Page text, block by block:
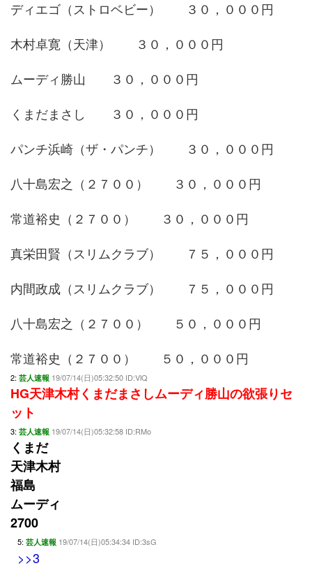
ディエゴ（ストロベビー） ３０，０００円
木村卓寛（天津） ３０，０００円
ムーディ勝山 ３０，０００円
くまだまさし ３０，０００円
パンチ浜崎（ザ・パンチ） ３０，０００円
八十島宏之（２７００） ３０，０００円
常道裕史（２７００） ３０，０００円
真栄田賢（スリムクラブ） ７５，０００円
内間政成（スリムクラブ） ７５，０００円
八十島宏之（２７００） ５０，０００円
常道裕史（２７００） ５０，０００円
2: 芸人速報 19/07/14(日)05:32:50 ID:VlQ
HG天津木村くまだまさしムーディ勝山の欲張りセ
ット
3: 芸人速報 19/07/14(日)05:32:58 ID:RMo
くまだ
天津木村
福島
ムーディ
2700
5: 芸人速報 19/07/14(日)05:34:34 ID:3sG
>>3